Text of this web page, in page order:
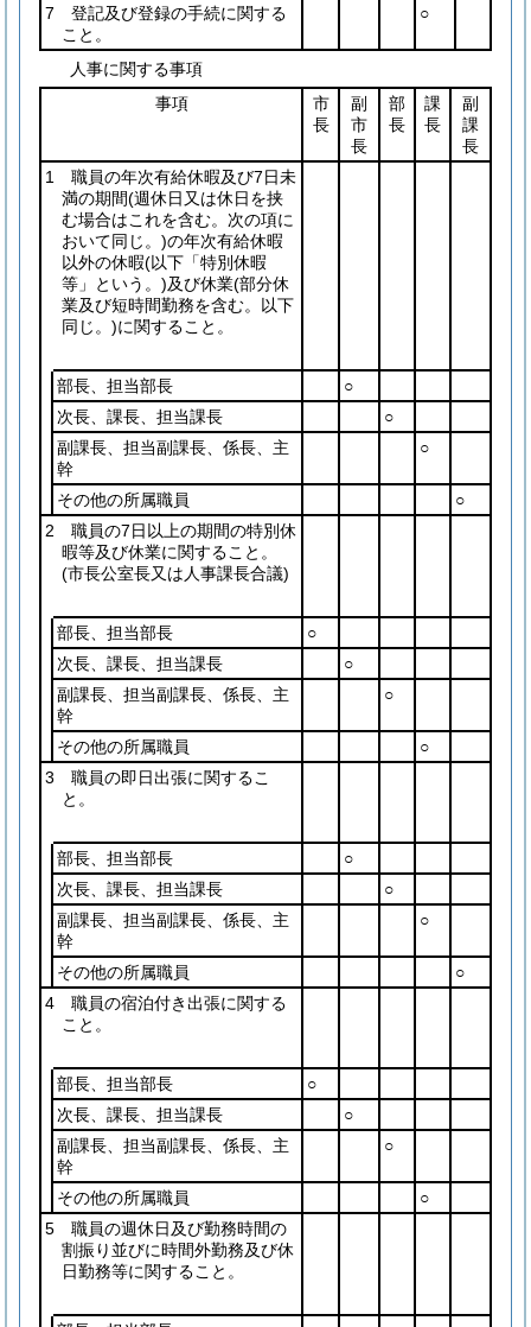
7 登記及び登録の手続に関する
こと。
○
人事に関する事項
事項
市
長
副
市
長
部
長
課
長
副
課
長
1 職員の年次有給休暇及び7日未
満の期間(週休日又は休日を挟
む場合はこれを含む。次の項に
おいて同じ。)の年次有給休暇
以外の休暇(以下「特別休暇
等」という。)及び休業(部分休
業及び短時間勤務を含む。以下
同じ。)に関すること。
部長、担当部長
○
次長、課長、担当課長
○
副課長、担当副課長、係長、主
幹
○
その他の所属職員
○
2 職員の7日以上の期間の特別休
暇等及び休業に関すること。
(市長公室長又は人事課長合議)
部長、担当部長
○
次長、課長、担当課長
○
副課長、担当副課長、係長、主
幹
○
その他の所属職員
○
3 職員の即日出張に関するこ
と。
部長、担当部長
○
次長、課長、担当課長
○
副課長、担当副課長、係長、主
幹
○
その他の所属職員
○
4 職員の宿泊付き出張に関する
こと。
部長、担当部長
○
次長、課長、担当課長
○
副課長、担当副課長、係長、主
幹
○
その他の所属職員
○
5 職員の週休日及び勤務時間の
割振り並びに時間外勤務及び休
日勤務等に関すること。